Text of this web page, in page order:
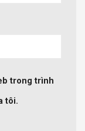
trong trình
tôi.